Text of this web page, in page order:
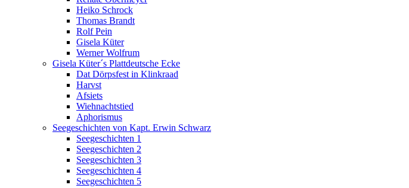
Heiko Schrock
Thomas Brandt
Rolf Pein
Gisela Küter
Werner Wolfrum
Gisela Küter´s Plattdeutsche Ecke
Dat Dörpsfest in Klinkraad
Harvst
Afsiets
Wiehnachtstied
Aphorismus
Seegeschichten von Kapt. Erwin Schwarz
Seegeschichten 1
Seegeschichten 2
Seegeschichten 3
Seegeschichten 4
Seegeschichten 5